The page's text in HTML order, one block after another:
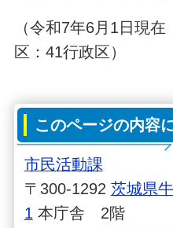
（令和7年6月1日現
区：41行政区）
このページの内容
市民活動課
〒300-1292 茨城県
1 本庁舎 2階